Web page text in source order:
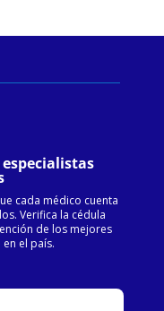
cada médico cuenta
Verifica la cédula
de los mejores
el país.